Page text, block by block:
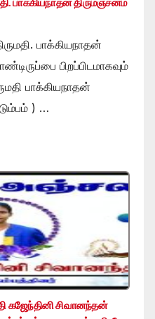
பாக்கியநாதன்
பிறப்பிடமாகவும்
பாக்கியநாதன்
) …
கஜேந்தினி சிவானந்தன்